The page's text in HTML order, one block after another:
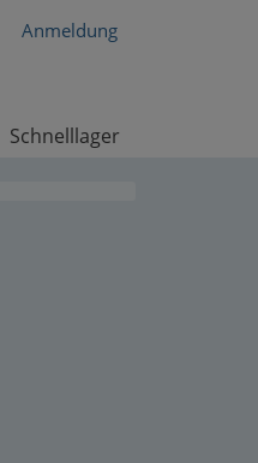
Anmeldung
Schnelllager